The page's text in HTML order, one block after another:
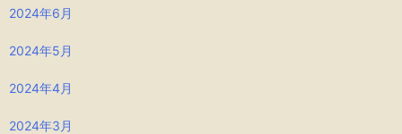
2024年6月
2024年5月
2024年4月
2024年3月